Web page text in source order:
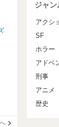
ジャ
アクシ
SF
ホラー
アドベ
刑事
アニメ
歴史